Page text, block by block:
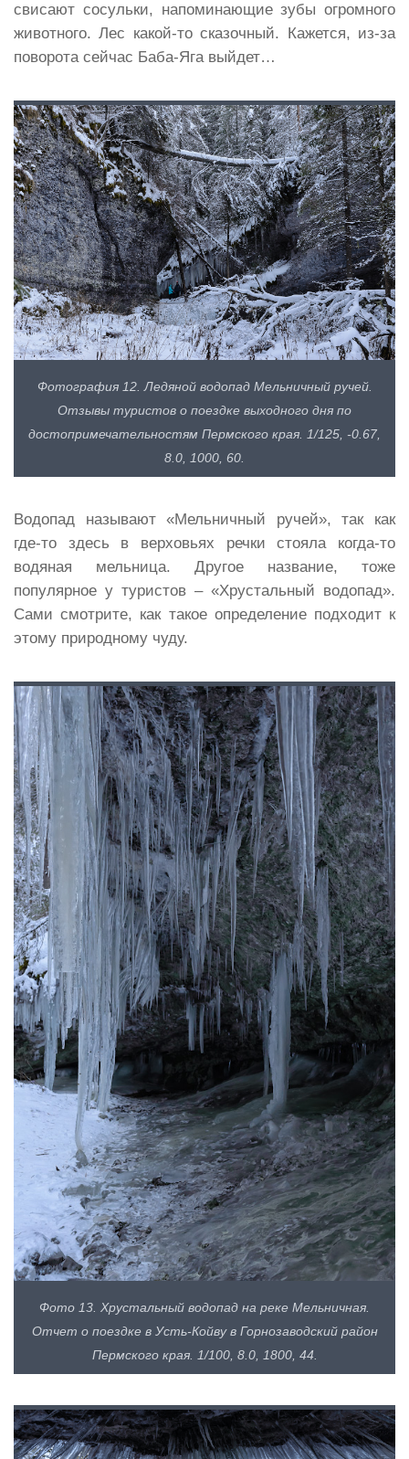
свисают сосульки, напоминающие зубы огромного
животного. Лес какой-то сказочный. Кажется, из-за
поворота сейчас Баба-Яга выйдет…
Фотография 12. Ледяной водопад Мельничный ручей.
Отзывы туристов о поездке выходного дня по
достопримечательностям Пермского края. 1/125, -0.67,
8.0, 1000, 60.
Водопад называют «Мельничный ручей», так как
где-то здесь в верховьях речки стояла когда-то
водяная мельница. Другое название, тоже
популярное у туристов – «Хрустальный водопад».
Сами смотрите, как такое определение подходит к
этому природному чуду.
Фото 13. Хрустальный водопад на реке Мельничная.
Отчет о поездке в Усть-Койву в Горнозаводский район
Пермского края. 1/100, 8.0, 1800, 44.